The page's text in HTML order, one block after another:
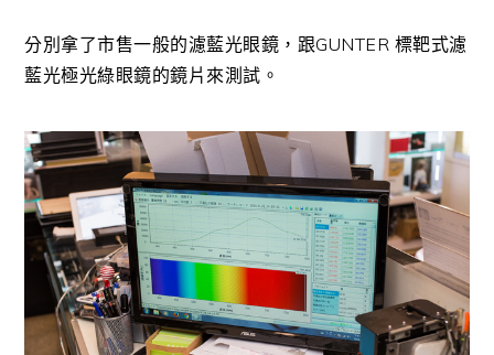
分別拿了市售一般的濾藍光眼鏡，跟GUNTER 標靶式濾
藍光極光綠眼鏡的鏡片來測試。